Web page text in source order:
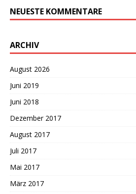
NEUESTE KOMMENTARE
ARCHIV
August 2026
Juni 2019
Juni 2018
Dezember 2017
August 2017
Juli 2017
Mai 2017
März 2017